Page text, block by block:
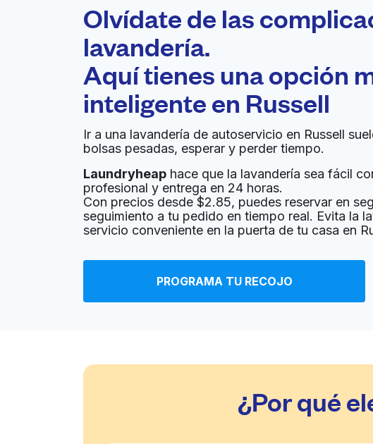
United States ES
Olvídate de las
lavandería.
Aquí tienes una opción
inteligente en Russell
Ir a una lavandería de autoservicio en Russell
bolsas pesadas, esperar y perder tiempo.
Laundryheap hace que la lavandería sea fácil
profesional y entrega en 24 horas.
Con precios desde $2.85, puedes reservar en
seguimiento a tu pedido en tiempo real. Evita la
servicio conveniente en la puerta de tu casa en
PROGRAMA TU RECOJO
¿Por qué